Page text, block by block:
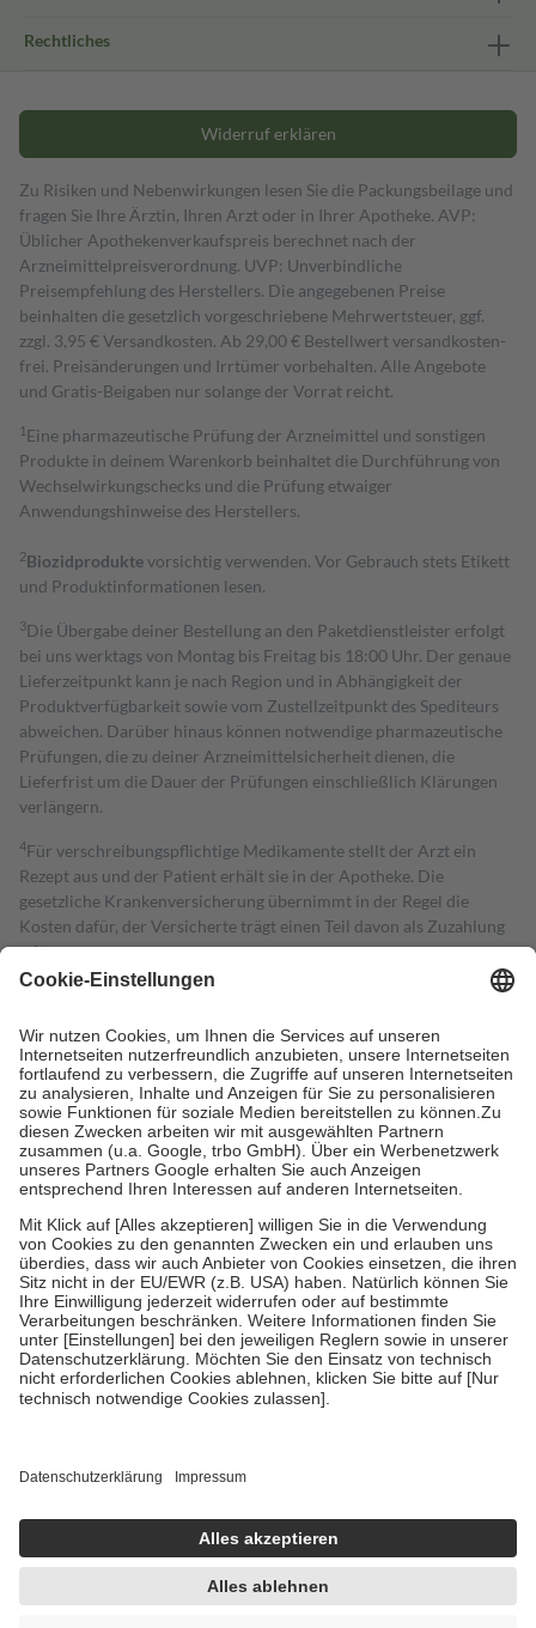
Rechtliches
Widerruf erklären
Zu Risiken und Nebenwirkungen lesen Sie die Packungsbeilage und
fragen Sie Ihre Ärztin, Ihren Arzt oder in Ihrer Apotheke. AVP:
Üblicher Apothekenverkaufspreis berechnet nach der
Arzneimittelpreisverordnung. UVP: Unverbindliche
Preisempfehlung des Herstellers. Die angegebenen Preise
beinhalten die gesetzlich vorgeschriebene Mehrwertsteuer, ggf.
zzgl. 3,95 € Versandkosten. Ab 29,00 € Bestell­wert versand­kosten­
frei. Preisänderungen und Irrtümer vorbehalten. Alle Angebote
und Gratis-Beigaben nur solange der Vorrat reicht.
1 Eine pharmazeutische Prüfung der Arzneimittel und sonstigen
Produkte in deinem Warenkorb beinhaltet die Durchführung von
Wechselwirkungschecks und die Prüfung etwaiger
Anwendungshinweise des Herstellers.
2Biozidproduktevorsichtig verwenden. Vor Gebrauch stets Etikett
und Produktinformationen lesen.
3Die Übergabe deiner Bestellung an den Paketdienstleister erfolgt
bei uns werktags von Montag bis Freitag bis 18:00 Uhr. Der genaue
Lieferzeitpunkt kann je nach Region und in Abhängigkeit der
Produktverfügbarkeit sowie vom Zustellzeitpunkt des Spediteurs
abweichen. Darüber hinaus können notwendige pharmazeutische
Prüfungen, die zu deiner Arzneimittelsicherheit dienen, die
Lieferfrist um die Dauer der Prüfungen einschließlich Klärungen
verlängern.
4Für verschreibungspflichtige Medikamente stellt der Arzt ein
Rezept aus und der Patient erhält sie in der Apotheke. Die
gesetzliche Krankenversicherung übernimmt in der Regel die
Kosten dafür, der Versicherte trägt einen Teil davon als Zuzahlung
mit.
Grundsätzlich leisten Mitglieder Zuzahlungen in Höhe von zehn
höchstens zehn Euro.
Es sind jedoch nie mehr als die tatsächlichen
Kosten der Leistung zu entrichten.
Diese Regeln gelten grundsätzlich auch für Online-Apotheken.
Bei Heilmitteln und häuslicher Krankenpflege beträgt die
Zuzahlung zehn Prozent der Kosten sowie zehn Euro je
Verordnung.
Um das Engagement der Versicherten für ihre eigene Gesundheit zu
stärken und die besondere Stellung der Familie zu unterstützen,
fallenkeine Zuzahlungenan bei:
• Kindern und Jugendlichen bis zum vollendeten 18. Lebensjahr
mit Ausnahme der Fahrkosten
• Untersuchungen zur Vorsorge und Früherkennung, die von der
GKV getragen werden
• empfohlenen Schutzimpfungen
• Harn- und Blutteststreifen
getroffen, um sicherzustellen, dass es sich um echte Bewertungen
https://help.etrusted.com/hc/de/articles/4419944605341
Einige Bilder und Inhalte wurden unter Zuhilfenahme künstlicher